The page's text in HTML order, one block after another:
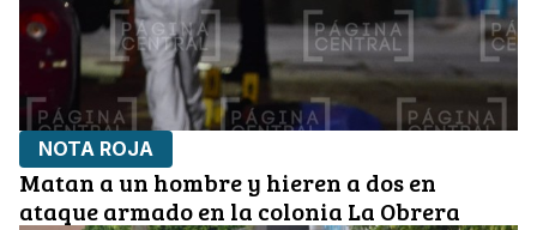
NOTA ROJA
Matan a un hombre y hieren a dos en
ataque armado en la colonia La Obrera